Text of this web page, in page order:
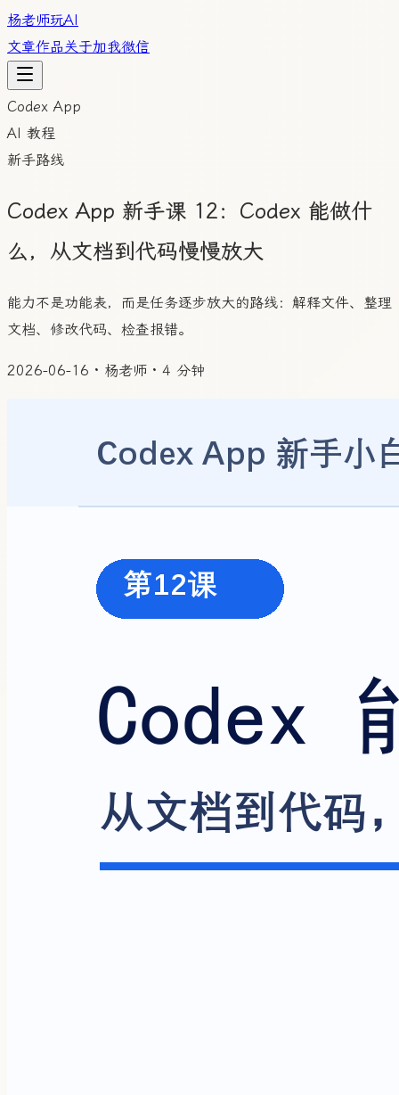
杨老师玩AI
文章作品关于加我微信
Codex App
AI 教程
新手路线
Codex App 新手课 12：Codex 能做什
么，从文档到代码慢慢放大
能力不是功能表，而是任务逐步放大的路线：解释文件、整理
文档、修改代码、检查报错。
2026-06-16 · 杨老师 · 4 分钟